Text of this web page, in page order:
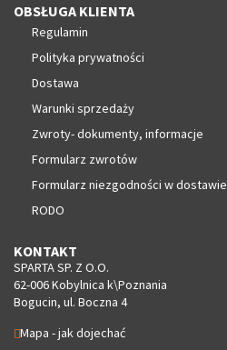
OBSŁUGA KLIENTA
Regulamin
Polityka prywatności
Dostawa
Warunki sprzedaży
Zwroty- dokumenty, informacje
Formularz zwrotów
Formularz niezgodności w dostawie
RODO
KONTAKT
SPARTA SP. Z O.O.
62-006 Kobylnica k\Poznania
Bogucin, ul. Boczna 4
Mapa - jak dojechać